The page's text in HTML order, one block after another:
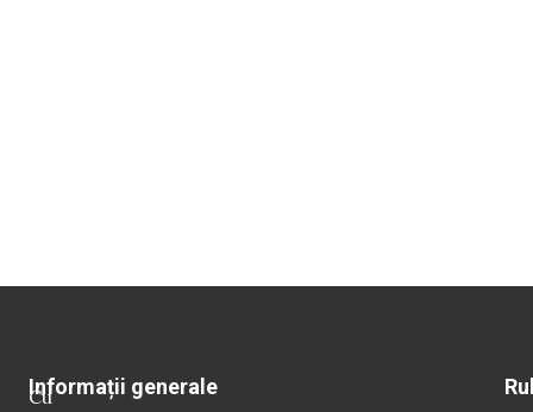
Cu
Informații generale